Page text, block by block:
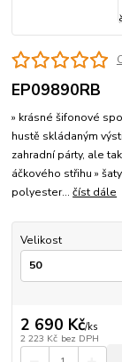
EP09890RB
» krásné šifonové
hustě skládaným
zahradní párty, ale
áčkového střihu »
polyester...číst dále
Velikost
2 690 Kč/ks
2 223 Kč bez DPH